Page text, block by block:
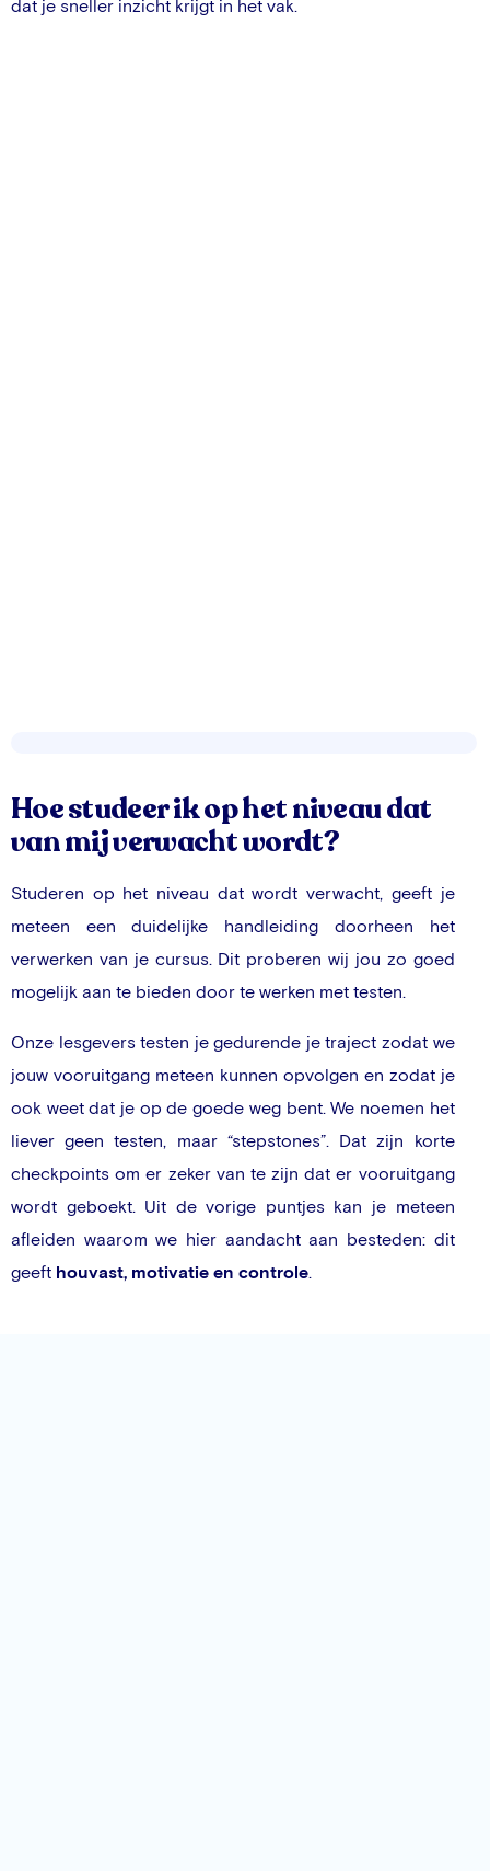
dat je sneller inzicht krijgt in het vak.
Hoe studeer ik op het niveau dat
van mij verwacht wordt?
Studeren op het niveau dat wordt verwacht, geeft je
meteen een duidelijke handleiding doorheen het
verwerken van je cursus. Dit proberen wij jou zo goed
mogelijk aan te bieden door te werken met testen.
Onze lesgevers testen je gedurende je traject zodat we
jouw vooruitgang meteen kunnen opvolgen en zodat je
ook weet dat je op de goede weg bent. We noemen het
liever geen testen, maar “stepstones”. Dat zijn korte
checkpoints om er zeker van te zijn dat er vooruitgang
wordt geboekt. Uit de vorige puntjes kan je meteen
afleiden waarom we hier aandacht aan besteden: dit
geeft houvast, motivatie en controle.